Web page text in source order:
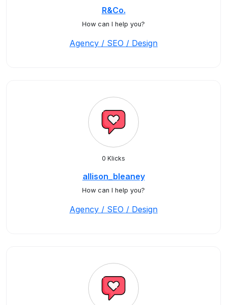
R&Co.
How can I help you?
Agency / SEO / Design
0 Klicks
allison_bleaney
How can I help you?
Agency / SEO / Design